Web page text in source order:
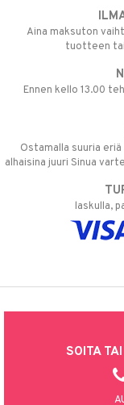
Aina maksuton
tuotteen
Ennen kello 13.00
Ostamalla suuria
alhaisina juuri Sinua
laskulla,
SOITA